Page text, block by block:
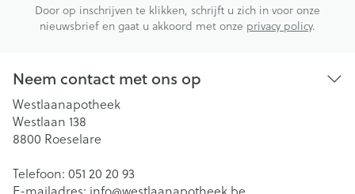
Door op inschrijven te klikken, schrijft u zich in voor onze
nieuwsbrief en gaat u akkoord met onze privacy policy.
Neem contact met ons op
Westlaanapotheek
Westlaan 138
8800 Roeselare
Telefoon: 051 20 20 93